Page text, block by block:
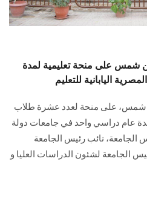
على منحة تعليمية لمدة
شمس، على منحة لعدد عشرة طلاب
عام دراسي واحد في جامعات دولة
الجامعة، نائب رئيس الجامعة
الجامعة لشئون الدراسات العليا و